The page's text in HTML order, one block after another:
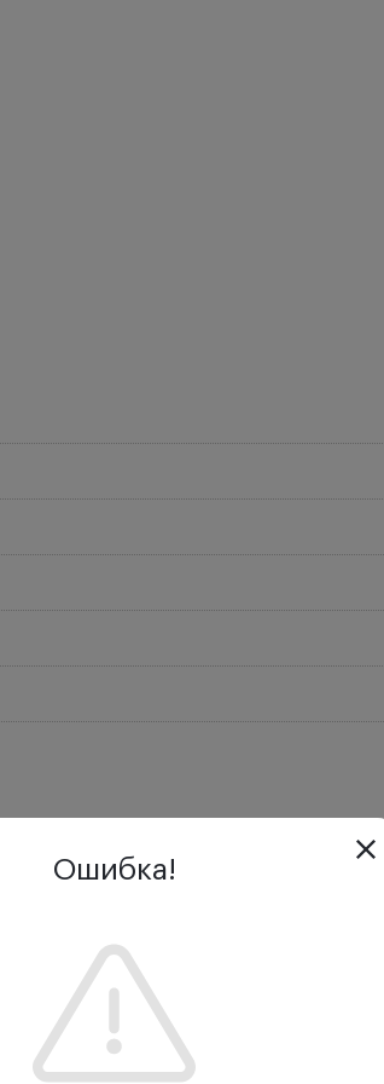
Задать вопрос
ошибки рефракции. Применяется для
Spot и в форме полосы Streak, в
Ошибка!